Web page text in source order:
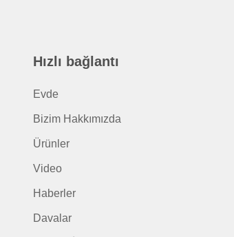
Hızlı bağlantı
Evde
Bizim Hakkımızda
Ürünler
Video
Haberler
Davalar